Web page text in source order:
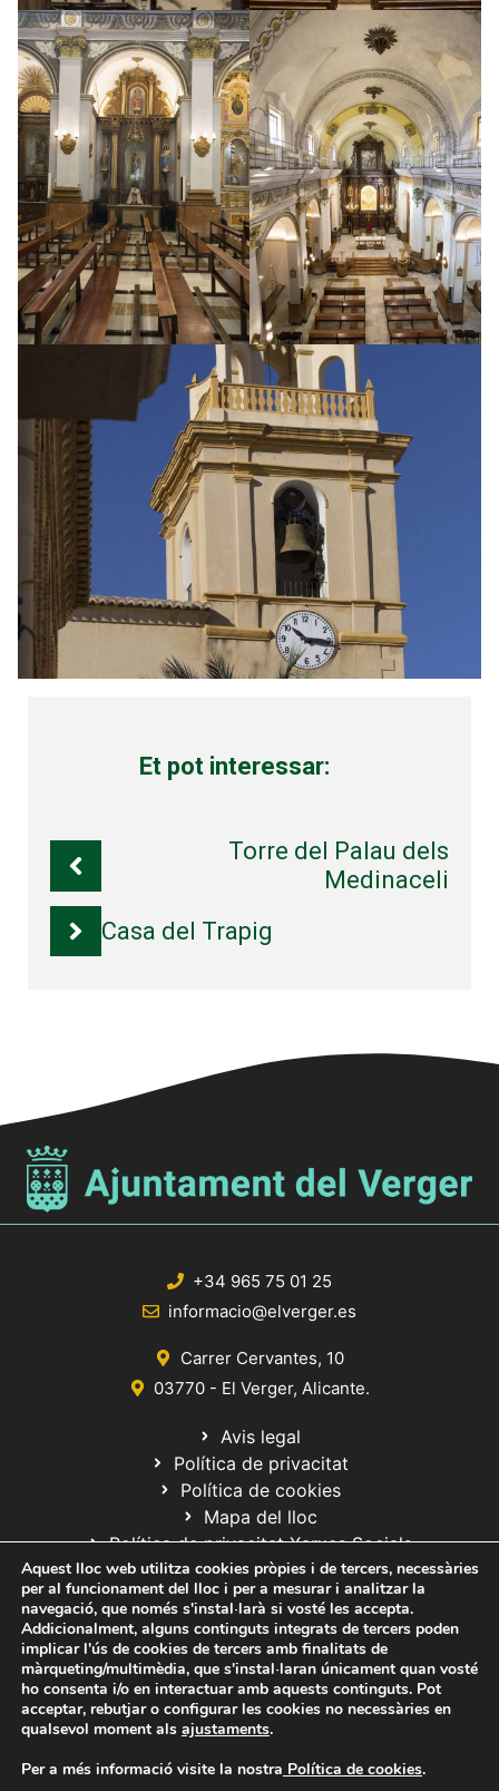
Et pot interessar:
Torre del Palau dels
Medinaceli
Casa del Trapig
+34 965 75 01 25
informacio@elverger.es
Carrer Cervantes, 10
03770 - El Verger, Alicante.
Avis legal
Política de privacitat
Política de cookies
Mapa del lloc
Política de privacitat Xarxes Socials
© 2020 Web desarrollada por el Servicio de Informática de Diputación
de Alicante
Aquest lloc web utilitza cookies pròpies i de tercers, necessàries
per al funcionament del lloc i per a mesurar i analitzar la
navegació, que només s'instal·larà si vosté les accepta.
Addicionalment, alguns continguts integrats de tercers poden
implicar l'ús de cookies de tercers amb finalitats de
màrqueting/multimèdia, que s'instal·laran únicament quan vosté
ho consenta i/o en interactuar amb aquests continguts. Pot
acceptar, rebutjar o configurar les cookies no necessàries en
qualsevol moment als ajustaments.
Per a més informació visite la nostra Política de cookies.